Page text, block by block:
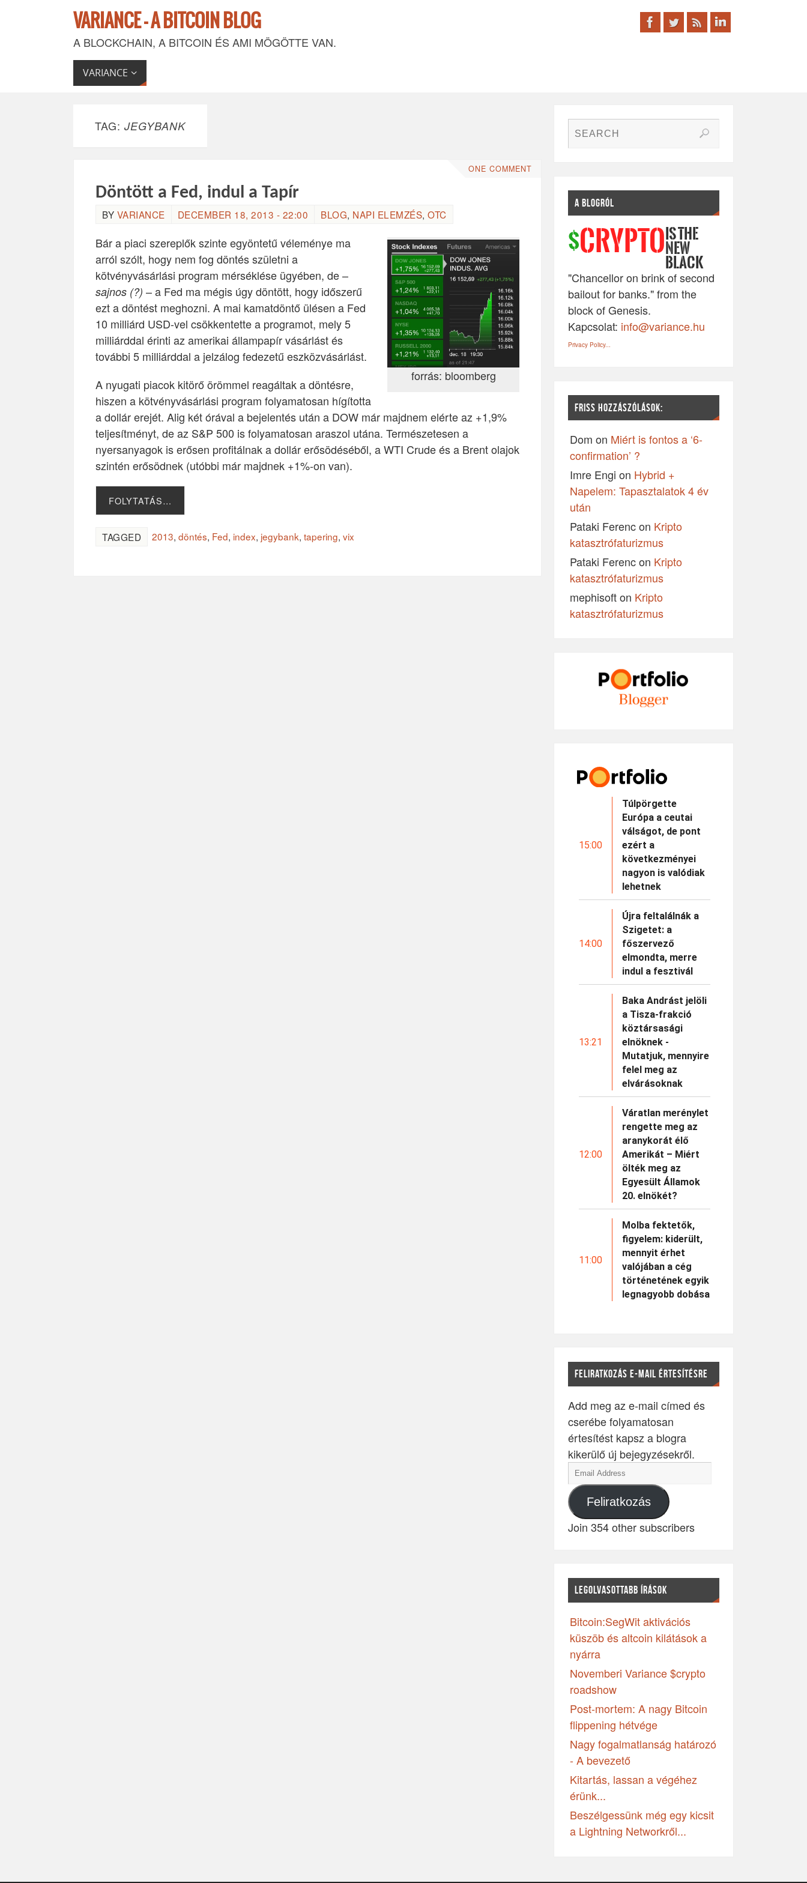
VARIANCE - A BITCOIN BLOG
A BLOCKCHAIN, A BITCOIN ÉS AMI MÖGÖTTE VAN.
VARIANCE
TAG: JEGYBANK
ONE COMMENT
Döntött a Fed, indul a Tapír
BY VARIANCE DECEMBER 18, 2013 - 22:00 BLOG, NAPI ELEMZÉS, OTC
forrás: bloomberg
Bár a piaci szereplők szinte egyöntetű véleménye ma
arról szólt, hogy nem fog döntés születni a
kötvényvásárlási program mérséklése ügyében, de –
sajnos (?) – a Fed ma mégis úgy döntött, hogy időszerű
ezt a döntést meghozni. A mai kamatdöntő ülésen a Fed
10 milliárd USD-vel csökkentette a programot, mely 5
milliárddal érinti az amerikai állampapír vásárlást és
további 5 milliárddal a jelzálog fedezetű eszközvásárlást.
A nyugati piacok kitörő örömmel reagáltak a döntésre,
hiszen a kötvényvásárlási program folyamatosan hígította
a dollár erejét. Alig két órával a bejelentés után a DOW már majdnem elérte az +1,9%
teljesítményt, de az S&P 500 is folyamatosan araszol utána. Természetesen a
nyersanyagok is erősen profitálnak a dollár erősödéséből, a WTI Crude és a Brent olajok
szintén erősödnek (utóbbi már majdnek +1%-on van).
FOLYTATÁS…
TAGGED 2013, döntés, Fed, index, jegybank, tapering, vix
A BLOGRÓL
$CRYPTO IS THE
NEW
BLACK
"Chancellor on brink of second
bailout for banks." from the
block of Genesis.
Kapcsolat: info@variance.hu
Privacy Policy...
FRISS HOZZÁSZÓLÁSOK:
Dom on Miért is fontos a ‘6-
confirmation’ ?
Imre Engi on Hybrid +
Napelem: Tapasztalatok 4 év
után
Pataki Ferencon Kripto
katasztrófaturizmus
Pataki Ferencon Kripto
katasztrófaturizmus
mephisofton Kripto
katasztrófaturizmus
15:00
Túlpörgette
Európa a ceutai
válságot, de pont
ezért a
következményei
nagyon is valódiak
lehetnek
14:00
Újra feltalálnák a
Szigetet: a
főszervező
elmondta, merre
indul a fesztivál
13:21
Baka Andrást jelöli
a Tisza-frakció
köztársasági
elnöknek -
Mutatjuk, mennyire
felel meg az
elvárásoknak
12:00
Váratlan merénylet
rengette meg az
aranykorát élő
Amerikát – Miért
ölték meg az
Egyesült Államok
20. elnökét?
11:00
Molba fektetők,
figyelem: kiderült,
mennyit érhet
valójában a cég
történetének egyik
legnagyobb dobása
FELIRATKOZÁS E-MAIL ÉRTESÍTÉSRE
Add meg az e-mail címed és
cserébe folyamatosan
értesítést kapsz a blogra
kikerülő új bejegyzésekről.
Feliratkozás
Join 354 other subscribers
LEGOLVASOTTABB ÍRÁSOK
Bitcoin:SegWit aktivációs
küszöb és altcoin kilátások a
nyárra
Novemberi Variance $crypto
roadshow
Post-mortem: A nagy Bitcoin
flippening hétvége
Nagy fogalmatlanság határozó
- A bevezető
Kitartás, lassan a végéhez
érünk...
Beszélgessünk még egy kicsit
a Lightning Networkről...